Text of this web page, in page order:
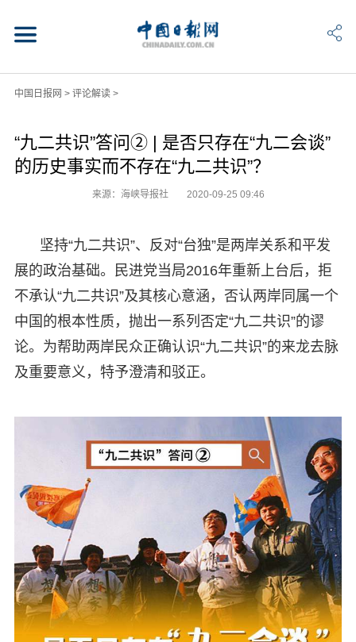
中国日报网 > 评论解读>
“九二共识”答问② | 是否只存在“九二会谈”
的历史事实而不存在“九二共识”？
来源：海峡导报社 2020-09-25 09:46
坚持“九二共识”、反对“台独”是两岸关系和平发
展的政治基础。民进党当局2016年重新上台后，拒
不承认“九二共识”及其核心意涵，否认两岸同属一个
中国的根本性质，抛出一系列否定“九二共识”的谬
论。为帮助两岸民众正确认识“九二共识”的来龙去脉
及重要意义，特予澄清和驳正。